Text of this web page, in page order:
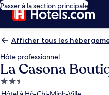
Passer à la section principale
Afficher tous les
Hôte professionnel
La Casona
Hébergement
2.5 étoiles